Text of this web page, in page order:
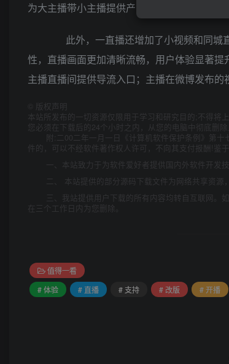
为大主播带小主播提供产品功能支持，提升一
此外，一直播还增加了小视频和同城
性，直播画面更加清晰流畅，用户体验显著
主播直播间提供导流入口；主播在微博发布的
版权声明
本站所发布的一切资源仅限用于学习和研究目的;不得将
您必须在下载后的24个小时之内，从您的电脑中彻底删
附:二00二年一月一日《计算机软件保护条例》第
件的，可以不经软件著作权人许可，不向其支付报酬!鉴
一、本站致力于为软件爱好者提供国内外软件开发
二、 本站提供的部分源码下载文件为网络共享资源
三、我站提供用户下载的所有内容均转自互联网。
在三个工作日内为您删除。
值得一看
# 体验
# 直播 # 支持 # 改版 # 开播